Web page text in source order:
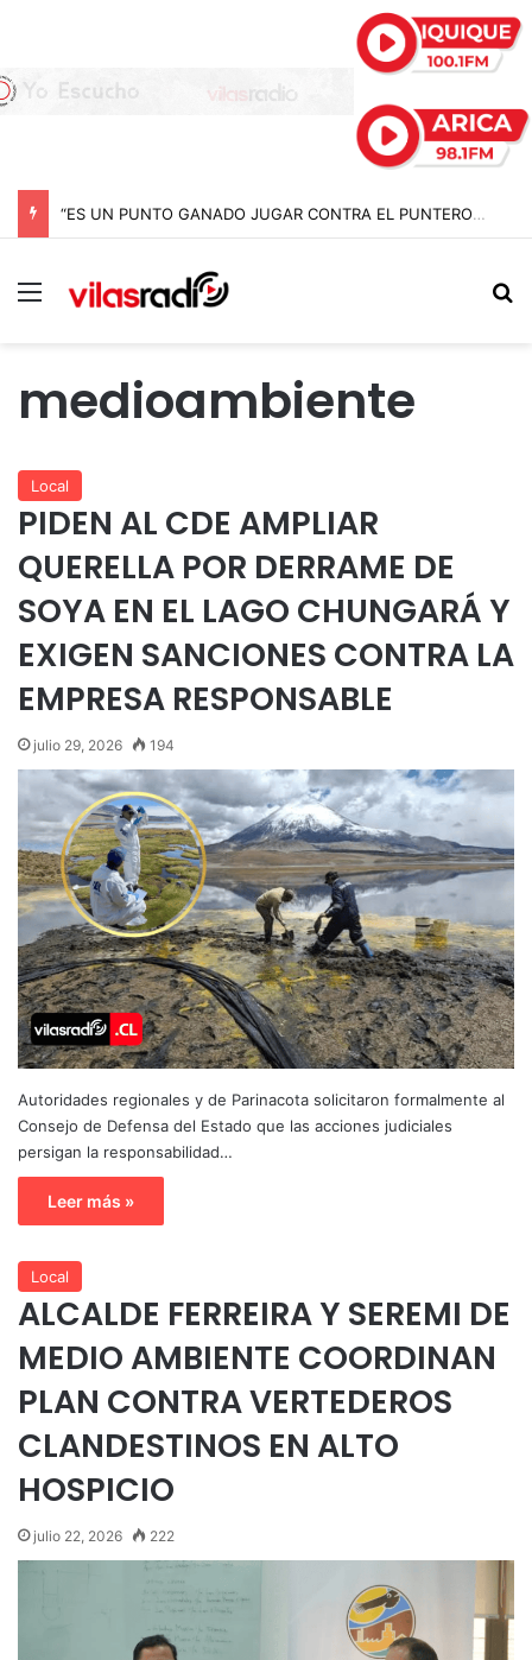
“ES UN PUNTO GANADO JUGAR CONTRA EL PUNTERO” HERNÁN PEÑA TRAS EL EMPATE CON COBRELOA
Menú
medioambiente
Local
PIDEN AL CDE AMPLIAR
QUERELLA POR DERRAME DE
SOYA EN EL LAGO CHUNGARÁ Y
EXIGEN SANCIONES CONTRA LA
EMPRESA RESPONSABLE
julio 29, 2026 194
Autoridades regionales y de Parinacota solicitaron formalmente al
Consejo de Defensa del Estado que las acciones judiciales
persigan la responsabilidad…
Leer más »
Local
ALCALDE FERREIRA Y SEREMI DE
MEDIO AMBIENTE COORDINAN
PLAN CONTRA VERTEDEROS
CLANDESTINOS EN ALTO
HOSPICIO
julio 22, 2026 222